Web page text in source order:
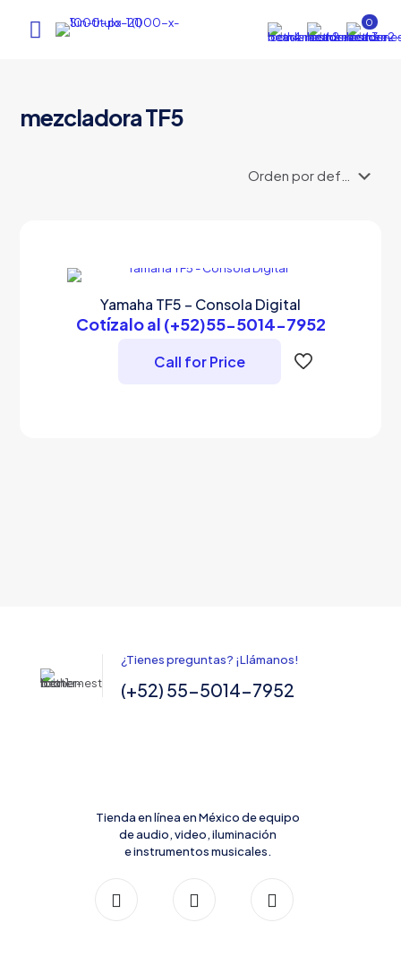
0
mezcladora TF5
Yamaha TF5 – Consola Digital
Cotízalo al (+52)55-5014-7952
Call for Price
¿Tienes preguntas? ¡Llámanos!
(+52) 55-5014-7952
Tienda en línea en México de equipo
de audio, video, iluminación
e instrumentos musicales.